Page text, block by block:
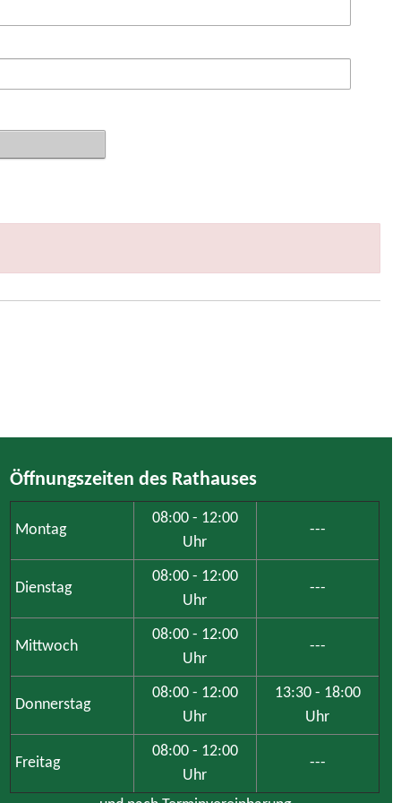
Öffnungszeiten des Rathauses
Montag
08:00 - 12:00
Uhr
---
Dienstag
08:00 - 12:00
Uhr
---
Mittwoch
08:00 - 12:00
Uhr
---
Donnerstag
08:00 - 12:00
Uhr
13:30 - 18:00
Uhr
Freitag
08:00 - 12:00
Uhr
---